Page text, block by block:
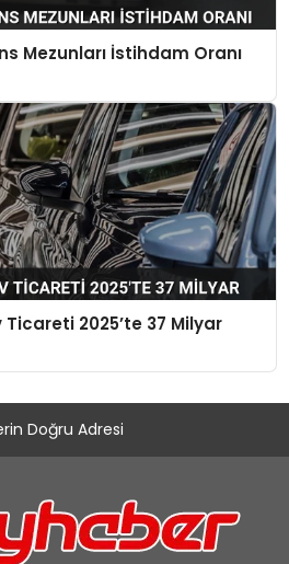
Mezunları İstihdam Oranı
2025’te 37 Milyar
Doğru Adresi